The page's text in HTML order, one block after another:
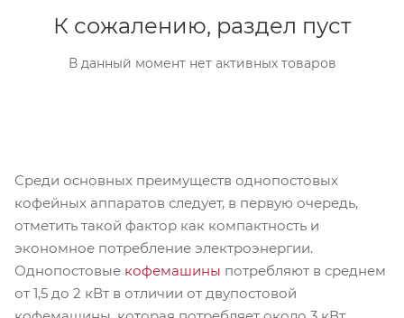
К сожалению, раздел пуст
В данный момент нет активных товаров
Среди основных преимуществ однопостовых
кофейных аппаратов следует, в первую очередь,
отметить такой фактор как компактность и
экономное потребление электроэнергии.
Однопостовые кофемашины потребляют в среднем
от 1,5 до 2 кВт в отличии от двупостовой